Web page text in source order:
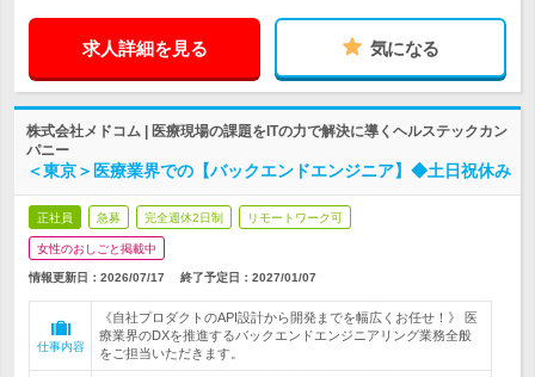
求人詳細を見る 気になる
株式会社メドコム | 医療現場の課題をITの力で解決に導くヘルステックカン
パニー
＜東京＞医療業界での【バックエンドエンジニア】◆土日祝休み
正社員 急募 完全週休2日制 リモートワーク可
女性のおしごと掲載中
情報更新日：2026/07/17 終了予定日： 2027/01/07
仕事内容
《自社プロダクトのAPI設計から開発までを幅広くお任せ！》 医
療業界のDXを推進するバックエンドエンジニアリング業務全般
をご担当いただきます。